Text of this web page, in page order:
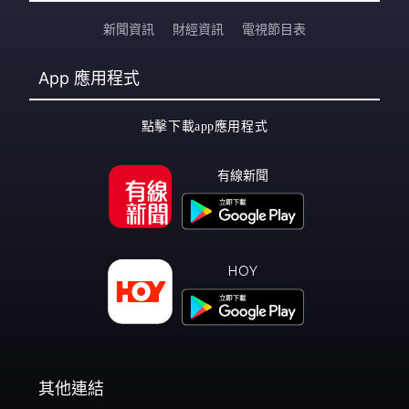
新聞資訊 財經資訊 電視節目表
App 應用程式
點擊下載app應用程式
有線新聞
HOY
其他連結